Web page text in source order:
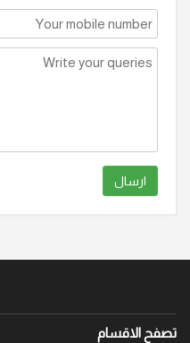
ارسال
تصفح الاقسام